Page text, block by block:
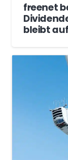
freenet
bleibt